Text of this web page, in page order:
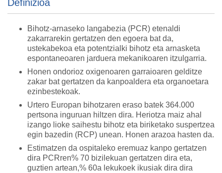
Definizioa
Bihotz-arnaseko langabezia (PCR) etenaldi
zakarrarekin gertatzen den egoera bat da,
ustekabekoa eta potentzialki bihotz eta arnasketa
espontaneoaren jarduera mekanikoaren itzulgarria.
Honen ondorioz oxigenoaren garraioaren gelditze
zakar bat gertatzen da kanpoaldera eta organoetara
ezinbestekoak.
Urtero Europan bihotzaren eraso batek 364.000
pertsona inguruan hiltzen dira. Heriotza maiz ahal
izango lioke saihestu bihotz eta biriketako suspertzea
egin bazedin (RCP) unean. Honen arazoa hasten da.
Estimatzen da ospitaleko eremuaz kanpo gertatzen
dira PCRren% 70 bizilekuan gertatzen dira eta,
guztien artean,% 60a lekukoek ikusiak dira dira